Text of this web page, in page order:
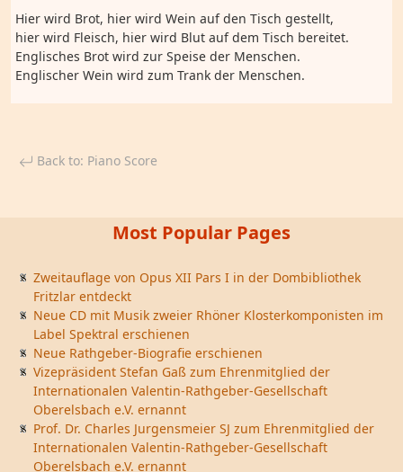
Hier wird Brot, hier wird Wein auf den Tisch gestellt,
hier wird Fleisch, hier wird Blut auf dem Tisch bereitet.
Englisches Brot wird zur Speise der Menschen.
Englischer Wein wird zum Trank der Menschen.
Back to: Piano Score
Most Popular Pages
Zweitauflage von Opus XII Pars I in der Dombibliothek
Fritzlar entdeckt
Neue CD mit Musik zweier Rhöner Klosterkomponisten im
Label Spektral erschienen
Neue Rathgeber-Biografie erschienen
Vizepräsident Stefan Gaß zum Ehrenmitglied der
Internationalen Valentin-Rathgeber-Gesellschaft
Oberelsbach e.V. ernannt
Prof. Dr. Charles Jurgensmeier SJ zum Ehrenmitglied der
Internationalen Valentin-Rathgeber-Gesellschaft
Oberelsbach e.V. ernannt